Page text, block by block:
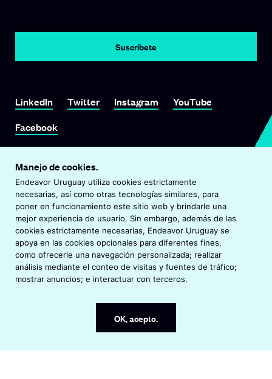
Suscríbete
LinkedIn
Link To LinkedIn
Twitter
Link To TwitterInstagram
Link To InstagramYouTube
Link To YouTube
Facebook
Link To Facebook
Endeavor Uruguay
©2026 Endeavor Uruguay
Todos los derechos reservados.
Visita Endeavor Global O
p
e
n
s
n
Oficinas Endeavor en el mundoO
p
e
s
i
n
Manejo de cookies.
Endeavor Uruguay utiliza cookies estrictamente
necesarias, así como otras tecnologías similares, para
poner en funcionamiento este sitio web y brindarle una
mejor experiencia de usuario. Sin embargo, además de las
cookies estrictamente necesarias, Endeavor Uruguay se
apoya en las cookies opcionales para diferentes fines,
como ofrecerle una navegación personalizada; realizar
análisis mediante el conteo de visitas y fuentes de tráfico;
mostrar anuncios; e interactuar con terceros.
OK, acepto.